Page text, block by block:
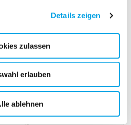
Details zeigen
zulassen
erlauben
ablehnen
PV 45